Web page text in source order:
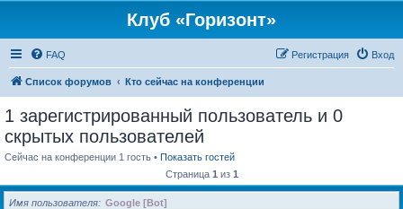
Клуб «Горизонт»
FAQ Вход
Регистрация
Список форумов Кто сейчас на конференции
1 зарегистрированный пользователь и 0
скрытых пользователей
Сейчас на конференции 1 гость • Показать гостей
Страница 1 из 1
Имя пользователя
Google [Bot]